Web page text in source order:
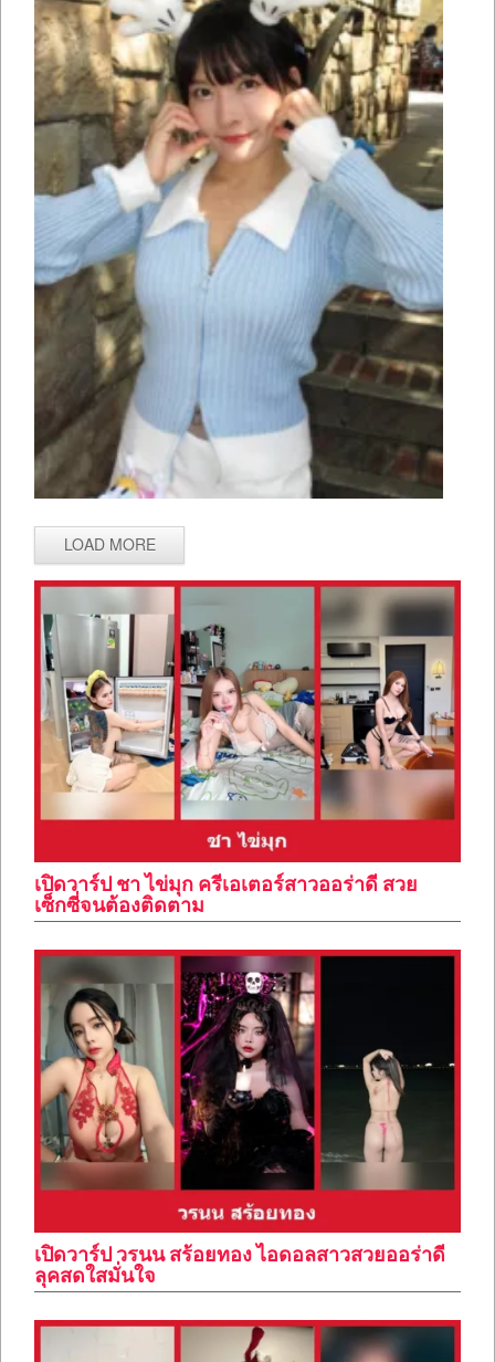
LOAD MORE
เปิดวาร์ป ชา ไข่มุก ครีเอเตอร์สาวออร่าดี สวย
เซ็กซี่จนต้องติดตาม
เปิดวาร์ป วรนน สร้อยทอง ไอดอลสาวสวยออร่าดี
ลุคสดใสมั่นใจ